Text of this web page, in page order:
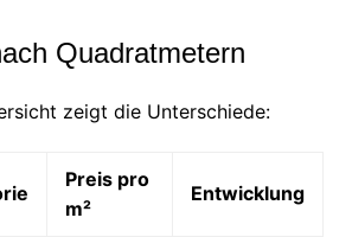
Quadratmetern
zeigt die Unterschiede:
Preis pro
m²
Entwicklung